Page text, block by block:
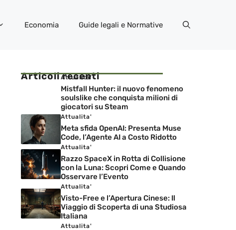
Economia Guide legali e Normative
Articoli recenti
Attualita'
Mistfall Hunter: il nuovo fenomeno
soulslike che conquista milioni di
giocatori su Steam
Attualita'
Meta sfida OpenAI: Presenta Muse
Code, l’Agente AI a Costo Ridotto
Attualita'
Razzo SpaceX in Rotta di Collisione
con la Luna: Scopri Come e Quando
Osservare l’Evento
Attualita'
Visto-Free e l’Apertura Cinese: Il
Viaggio di Scoperta di una Studiosa
Italiana
Attualita'